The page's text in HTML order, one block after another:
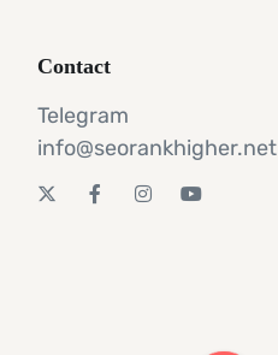
Contact
Telegram
info@seorankhigher.net